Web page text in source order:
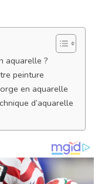
aquarelle ?
peinture
en aquarelle
d’aquarelle